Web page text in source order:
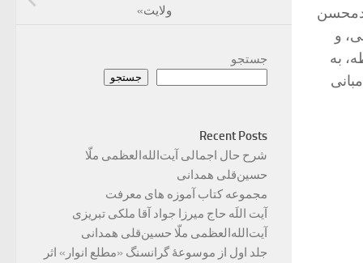
و
به
ولایت»
جستجو
جستجو
Recent Posts
شرح حال اجمالی آیت‌الله‌العظمی ملّا
حسین‌قلی همدانی
مجموعه کتاب آموزه های معرفت
آیت اللَه حاج میرزا جواد آقا ملکی تبریزی
آیت‌الله‌العظمی ملّا حسین‌قلی همدانی
جلد اول از موسوعۀ گرانسنگ «مطلع انوار» اثر